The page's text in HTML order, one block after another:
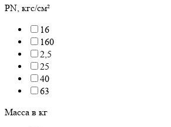
PN, кгс/см²
16
160
2,5
25
40
63
Масса в кг